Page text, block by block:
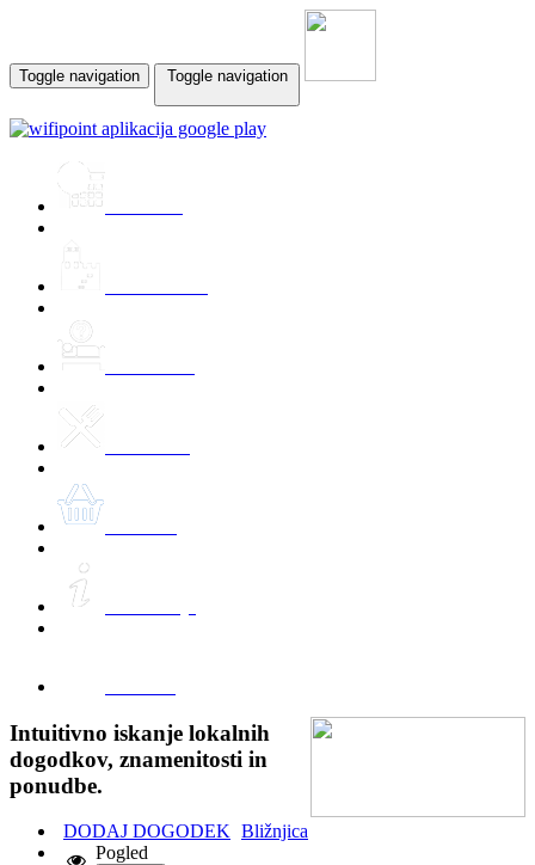
Toggle navigation Toggle navigation
Intuitivno iskanje lokalnih
dogodkov, znamenitosti in
ponudbe.
DODAJ DOGODEK Bližnjica
Pogled